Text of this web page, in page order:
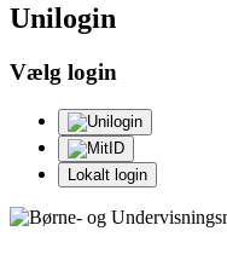
Unilogin
Vælg login
Lokalt login